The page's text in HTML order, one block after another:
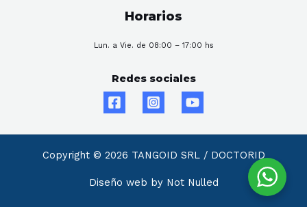
Horarios
Lun. a Vie. de 08:00 – 17:00 hs
Redes sociales
Copyright © 2026 TANGOID SRL / DOCTORID
Diseño web by Not Nulled